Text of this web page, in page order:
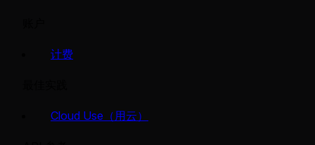
计费
Cloud Use（用云）